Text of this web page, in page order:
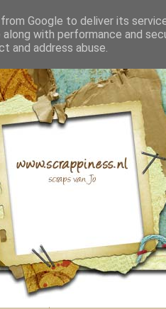
Google to deliver its
along with performance and
and address abuse.